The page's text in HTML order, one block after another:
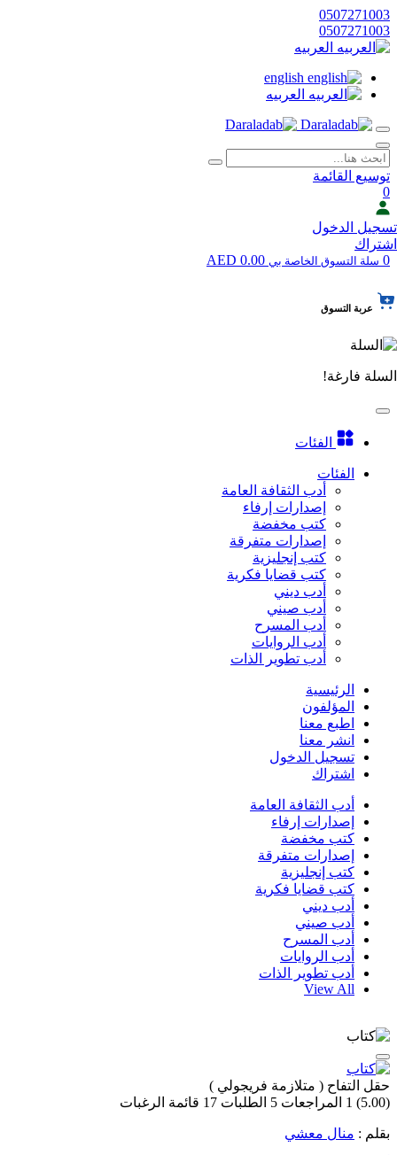
0507271003
0507271003
العربيه
english
العربيه
توسيع القائمة
0
تسجيل الدخول
اشتراك
0 سلة التسوق الخاصة بي
عربة التسوق
السلة فارغة!
الفئات
الفئات
أدب الثقافة العامة
إصدارات إرفاء
كتب مخفضة
إصدارات متفرقة
كتب إنجليزية
كتب قضايا فكرية
أدب ديني
أدب صيني
أدب المسرح
أدب الروايات
أدب تطوير الذات
الرئيسية
المؤلفون
اطبع معنا
انشر معنا
تسجيل الدخول
اشتراك
أدب الثقافة العامة
إصدارات إرفاء
كتب مخفضة
إصدارات متفرقة
كتب إنجليزية
كتب قضايا فكرية
أدب ديني
أدب صيني
أدب المسرح
أدب الروايات
أدب تطوير الذات
View All
حقل التفاح ( متلازمة فريجولي )
(5.00)
1 المراجعات 5 الطلبات 17 قائمة الرغبات
بقلم : منال معشي